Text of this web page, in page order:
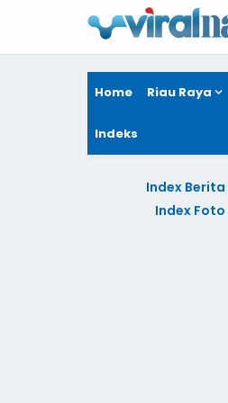
Home Riau Raya
Indeks
Index Berita
Index Foto